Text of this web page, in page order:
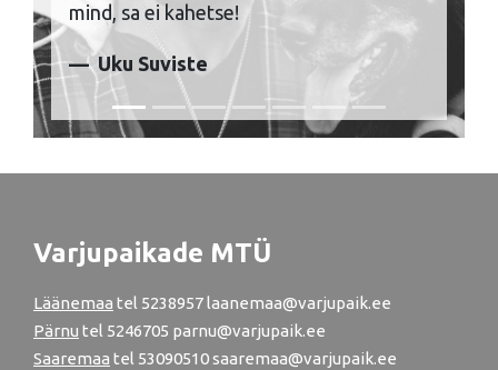
mind, sa ei kahetse!
Uku Suviste
Varjupaikade MTÜ
Läänemaa tel 5238957 laanemaa@varjupaik.ee
Pärnu tel 5246705 parnu@varjupaik.ee
Saaremaa tel 53090510 saaremaa@varjupaik.ee